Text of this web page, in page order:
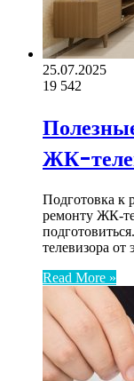
25.07.2025
19 542
ЖК-
Подготовка к
ремонту ЖК-
телевизора от
Read More »